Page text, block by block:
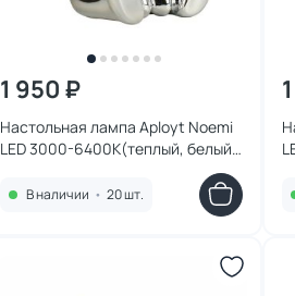
1 950 ₽
Настольная лампа Aployt Noemi
LED 3000-6400К(теплый, белый,
В наличии • 20 шт.